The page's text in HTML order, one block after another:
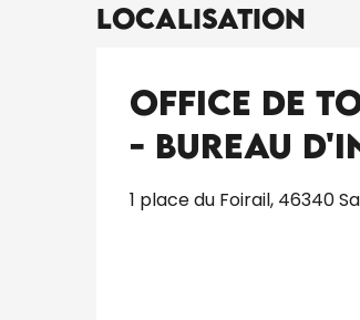
Localisation
Office de
- Bureau
1 place du Foirail, 46340